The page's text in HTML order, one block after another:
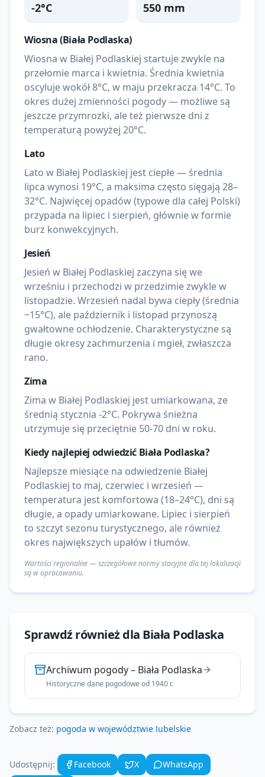
-2°C 550 mm
Wiosna (Biała Podlaska)
Wiosna w Białej Podlaskiej startuje zwykle na
przełomie marca i kwietnia. Średnia kwietnia
oscyluje wokół 8°C, w maju przekracza 14°C. To
okres dużej zmienności pogody — możliwe są
jeszcze przymrozki, ale też pierwsze dni z
temperaturą powyżej 20°C.
Lato
Lato w Białej Podlaskiej jest ciepłe — średnia
lipca wynosi 19°C, a maksima często sięgają 28–
32°C. Najwięcej opadów (typowe dla całej Polski)
przypada na lipiec i sierpień, głównie w formie
burz konwekcyjnych.
Jesień
Jesień w Białej Podlaskiej zaczyna się we
wrześniu i przechodzi w przedzimie zwykle w
listopadzie. Wrzesień nadal bywa ciepły (średnia
~15°C), ale październik i listopad przynoszą
gwałtowne ochłodzenie. Charakterystyczne są
długie okresy zachmurzenia i mgieł, zwłaszcza
rano.
Zima
Zima w Białej Podlaskiej jest umiarkowana, ze
średnią stycznia -2°C. Pokrywa śnieżna
utrzymuje się przeciętnie 50-70 dni w roku.
Kiedy najlepiej odwiedzić Biała Podlaska?
Najlepsze miesiące na odwiedzenie Białej
Podlaskiej to maj, czerwiec i wrzesień —
temperatura jest komfortowa (18–24°C), dni są
długie, a opady umiarkowane. Lipiec i sierpień
to szczyt sezonu turystycznego, ale również
okres największych upałów i tłumów.
Wartości regionalne — szczegółowe normy stacyjne dla tej lokalizacji
są w opracowaniu.
Sprawdź również dla Biała Podlaska
Archiwum pogody– Biała Podlaska
Historyczne dane pogodowe od 1940 r.
Zobacz też: pogoda w województwie lubelskie
Udostępnij: Facebook X WhatsApp